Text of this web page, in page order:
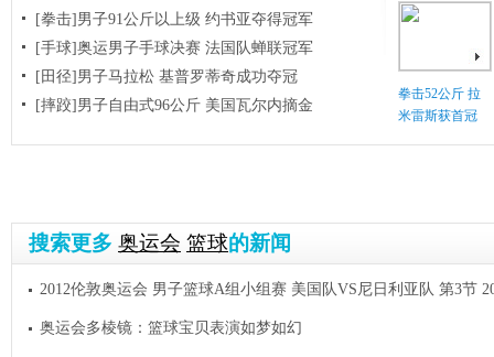
[拳击]男子91公斤以上级 约书亚夺得冠军
[手球]奥运男子手球决赛 法国队蝉联冠军
[田径]男子马拉松 基普罗蒂奇成功夺冠
[摔跤]男子自由式96公斤 美国瓦尔内摘金
拳击52公斤 拉
米雷斯获首冠
搜索更多 奥运会 篮球的新闻
2012伦敦奥运会 男子篮球A组小组赛 美国队VS尼日利亚队 第3节
奥运会多棱镜：篮球宝贝表演如梦如幻